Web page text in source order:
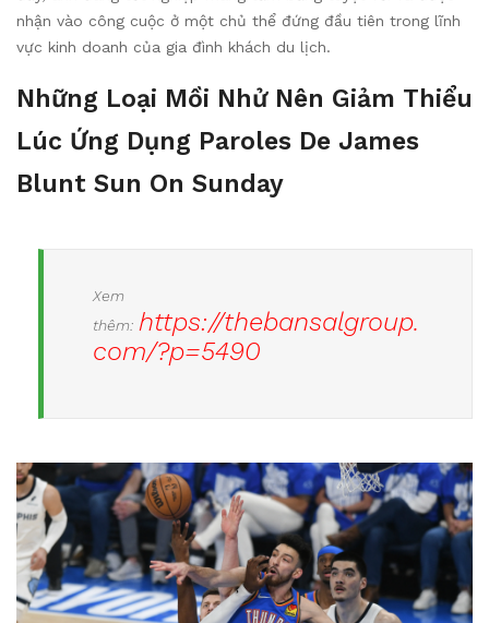
nhận vào công cuộc ở một chủ thể đứng đầu tiên trong lĩnh
vực kinh doanh của gia đình khách du lịch.
Những Loại Mồi Nhử Nên Giảm Thiểu
Lúc Ứng Dụng Paroles De James
Blunt Sun On Sunday
Xem
thêm: https://thebansalgroup.
com/?p=5490